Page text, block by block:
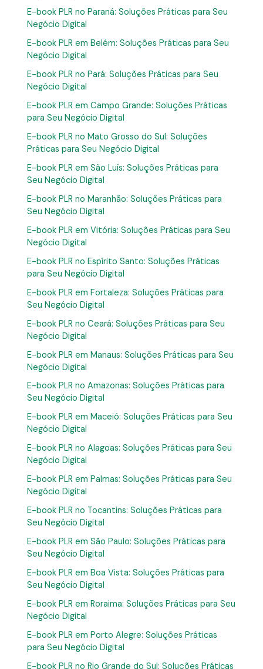
E-book PLR no Paraná: Soluções Práticas para Seu
Negócio Digital
E-book PLR em Belém: Soluções Práticas para Seu
Negócio Digital
E-book PLR no Pará: Soluções Práticas para Seu
Negócio Digital
E-book PLR em Campo Grande: Soluções Práticas
para Seu Negócio Digital
E-book PLR no Mato Grosso do Sul: Soluções
Práticas para Seu Negócio Digital
E-book PLR em São Luís: Soluções Práticas para
Seu Negócio Digital
E-book PLR no Maranhão: Soluções Práticas para
Seu Negócio Digital
E-book PLR em Vitória: Soluções Práticas para Seu
Negócio Digital
E-book PLR no Espírito Santo: Soluções Práticas
para Seu Negócio Digital
E-book PLR em Fortaleza: Soluções Práticas para
Seu Negócio Digital
E-book PLR no Ceará: Soluções Práticas para Seu
Negócio Digital
E-book PLR em Manaus: Soluções Práticas para Seu
Negócio Digital
E-book PLR no Amazonas: Soluções Práticas para
Seu Negócio Digital
E-book PLR em Maceió: Soluções Práticas para Seu
Negócio Digital
E-book PLR no Alagoas: Soluções Práticas para Seu
Negócio Digital
E-book PLR em Palmas: Soluções Práticas para Seu
Negócio Digital
E-book PLR no Tocantins: Soluções Práticas para
Seu Negócio Digital
E-book PLR em São Paulo: Soluções Práticas para
Seu Negócio Digital
E-book PLR em Boa Vista: Soluções Práticas para
Seu Negócio Digital
E-book PLR em Roraima: Soluções Práticas para Seu
Negócio Digital
E-book PLR em Porto Alegre: Soluções Práticas
para Seu Negócio Digital
E-book PLR no Rio Grande do Sul: Soluções Práticas